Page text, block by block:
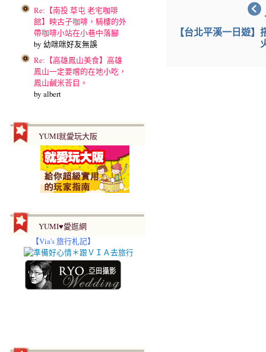
Re:【南投 草屯 老宅咖啡
館】映古子咖啡，騎樓的外
帶咖啡小站在小巷中落腳
by 幼咪咪好友無誤
Re:【高雄鳳山美食】高雄
鳳山一定要嚐的在地小吃，
鳳山鹹米荅目。
by albert
YUMI就愛玩大阪
YUMI♥愛逛網
【Via's 旅行札記】
【台北平溪一日遊